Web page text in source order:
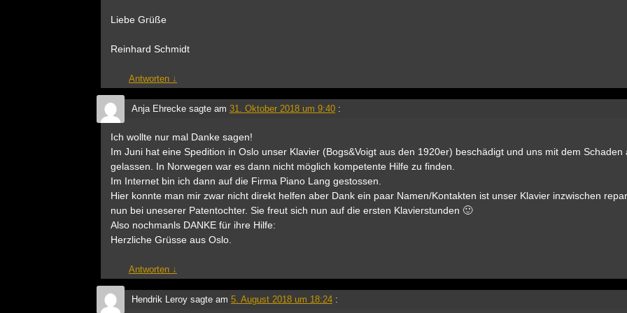
Liebe Grüße
Reinhard Schmidt
Antworten ↓
Anja Ehrecke sagte am 31. Oktober 2018 um 9:40 :
Ich wollte nur mal Danke sagen!
Im Juni hat eine Spedition in Oslo unser Klavier (Bogs&Voigt aus den 1920er) beschädigt und uns mit dem Schaden
gelassen. In Norwegen war es dann nicht möglich kompetente Hilfe zu finden.
Im Internet bin ich dann auf die Firma Piano Lang gestossen.
Hier konnte man mir zwar nicht direkt helfen aber Dank ein paar Namen/Kontakten ist unser Klavier inzwischen
nun bei uneserer Patentochter. Sie freut sich nun auf die ersten Klavierstunden 🙂
Also nochmanls DANKE für ihre Hilfe:
Herzliche Grüsse aus Oslo.
Antworten ↓
Hendrik Leroy sagte am 5. August 2018 um 18:24 :